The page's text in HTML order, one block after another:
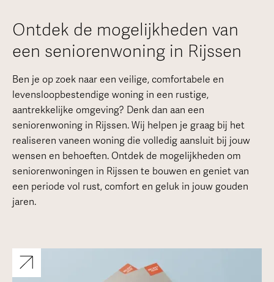
Ontdek de mogelijkheden van
een seniorenwoning in Rijssen
Ben je op zoek naar een veilige, comfortabele en
levensloopbestendige woning in een rustige,
aantrekkelijke omgeving? Denk dan aan een
seniorenwoning in Rijssen. Wij helpen je graag bij het
realiseren vaneen woning die volledig aansluit bij jouw
wensen en behoeften. Ontdek de mogelijkheden om
seniorenwoningen in Rijssen te bouwen en geniet van
een periode vol rust, comfort en geluk in jouw gouden
jaren.